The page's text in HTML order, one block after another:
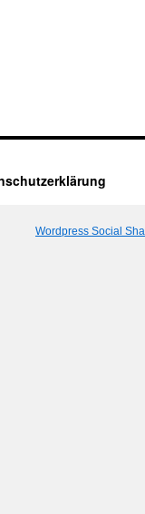
Wordpress Social